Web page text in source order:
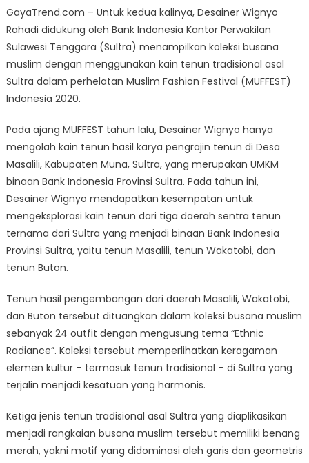
GayaTrend.com – Untuk kedua kalinya, Desainer Wignyo
Rahadi didukung oleh Bank Indonesia Kantor Perwakilan
Sulawesi Tenggara (Sultra) menampilkan koleksi busana
muslim dengan menggunakan kain tenun tradisional asal
Sultra dalam perhelatan Muslim Fashion Festival (MUFFEST)
Indonesia 2020.
Pada ajang MUFFEST tahun lalu, Desainer Wignyo hanya
mengolah kain tenun hasil karya pengrajin tenun di Desa
Masalili, Kabupaten Muna, Sultra, yang merupakan UMKM
binaan Bank Indonesia Provinsi Sultra. Pada tahun ini,
Desainer Wignyo mendapatkan kesempatan untuk
mengeksplorasi kain tenun dari tiga daerah sentra tenun
ternama dari Sultra yang menjadi binaan Bank Indonesia
Provinsi Sultra, yaitu tenun Masalili, tenun Wakatobi, dan
tenun Buton.
Tenun hasil pengembangan dari daerah Masalili, Wakatobi,
dan Buton tersebut dituangkan dalam koleksi busana muslim
sebanyak 24 outfit dengan mengusung tema “Ethnic
Radiance”. Koleksi tersebut memperlihatkan keragaman
elemen kultur – termasuk tenun tradisional – di Sultra yang
terjalin menjadi kesatuan yang harmonis.
Ketiga jenis tenun tradisional asal Sultra yang diaplikasikan
menjadi rangkaian busana muslim tersebut memiliki benang
merah, yakni motif yang didominasi oleh garis dan geometris